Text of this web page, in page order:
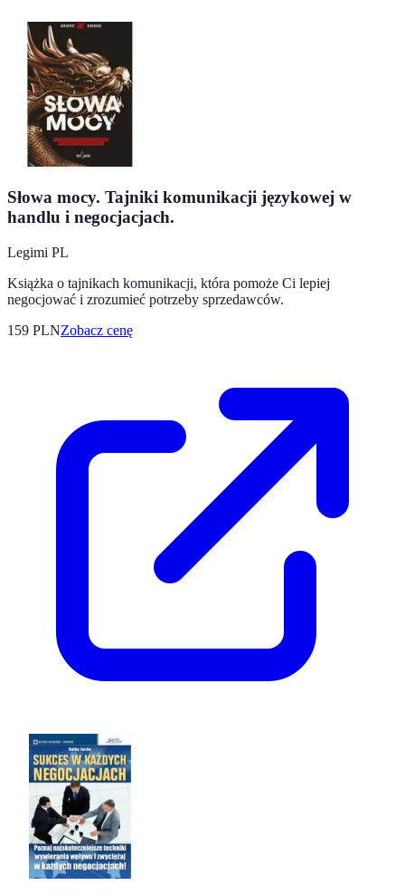
Słowa mocy. Tajniki komunikacji językowej w
handlu i negocjacjach.
Legimi PL
Książka o tajnikach komunikacji, która pomoże Ci lepiej
negocjować i zrozumieć potrzeby sprzedawców.
159 PLNZobacz cenę